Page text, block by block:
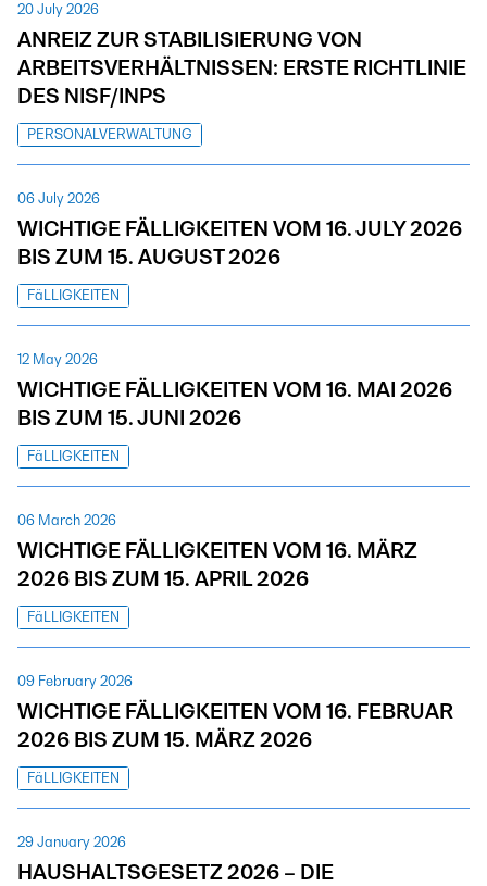
20 July 2026
ANREIZ ZUR STABILISIERUNG VON
ARBEITSVERHÄLTNISSEN: ERSTE RICHTLINIE
DES NISF/INPS
PERSONALVERWALTUNG
06 July 2026
WICHTIGE FÄLLIGKEITEN VOM 16. JULY 2026
BIS ZUM 15. AUGUST 2026
FäLLIGKEITEN
12 May 2026
WICHTIGE FÄLLIGKEITEN VOM 16. MAI 2026
BIS ZUM 15. JUNI 2026
FäLLIGKEITEN
06 March 2026
WICHTIGE FÄLLIGKEITEN VOM 16. MÄRZ
2026 BIS ZUM 15. APRIL 2026
FäLLIGKEITEN
09 February 2026
WICHTIGE FÄLLIGKEITEN VOM 16. FEBRUAR
2026 BIS ZUM 15. MÄRZ 2026
FäLLIGKEITEN
29 January 2026
HAUSHALTSGESETZ 2026 – DIE